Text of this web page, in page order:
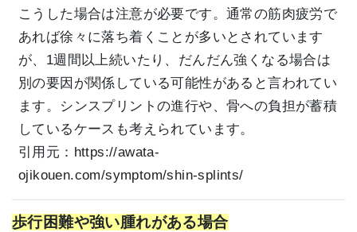
こうした場合は注意が必要です。通常の筋肉疲労で
あれば徐々に落ち着くことが多いとされています
が、1週間以上続いたり、だんだん強くなる場合は
別の要因が関係している可能性があると言われてい
ます。シンスプリントの進行や、骨への負担が蓄積
しているケースも考えられています。
引用元： https://awata-
ojikouen.com/symptom/shin-splints/
歩行困難や強い腫れがある場合